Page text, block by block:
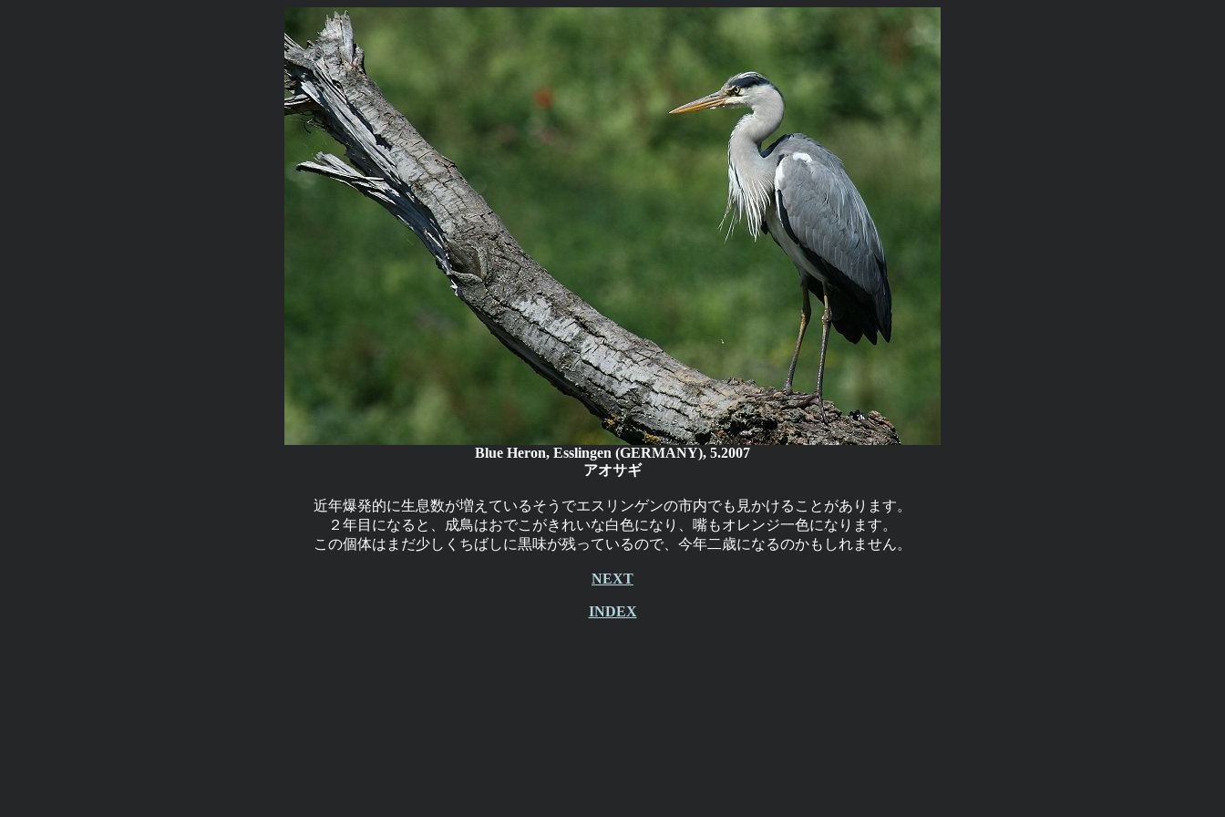
Blue Heron, Esslingen (GERMANY), 5.2007
アオサギ
近年爆発的に生息数が増えているそうでエスリンゲンの市内でも見かけることがあります。
２年目になると、成鳥はおでこがきれいな白色になり、嘴もオレンジ一色になります。
この個体はまだ少しくちばしに黒味が残っているので、今年二歳になるのかもしれません。
NEXT
INDEX